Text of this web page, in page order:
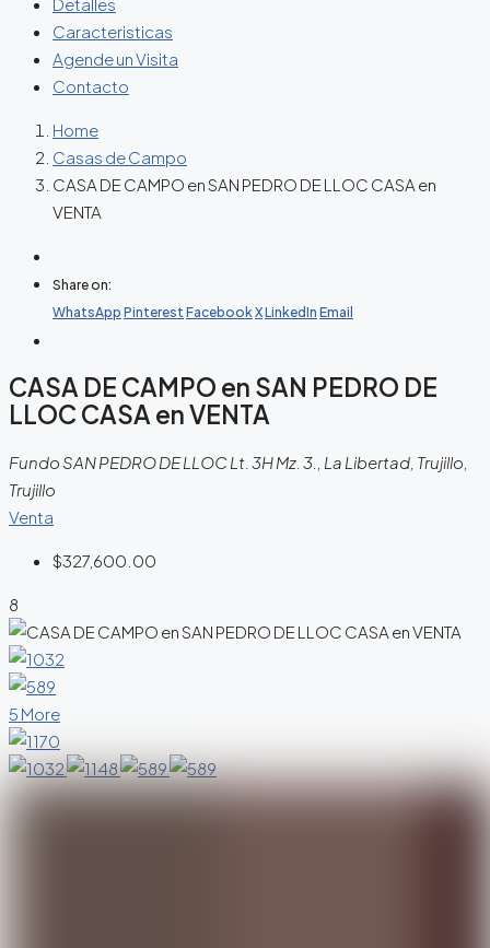
Caracteristicas
Agende un Visita
Contacto
Home
Casas de Campo
CASA DE CAMPO en SAN PEDRO DE LLOC CASA en
VENTA
Share on:
WhatsApp Pinterest FacebookXLinkedIn Email
CASA DE CAMPO en SAN PEDRO DE
LLOC CASA en VENTA
Fundo SAN PEDRO DE LLOC Lt. 3H Mz. 3., La Libertad, Trujillo,
Trujillo
Venta
$327,600.00
8
5 More